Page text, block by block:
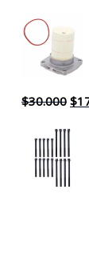
$30.000 El
era:
$